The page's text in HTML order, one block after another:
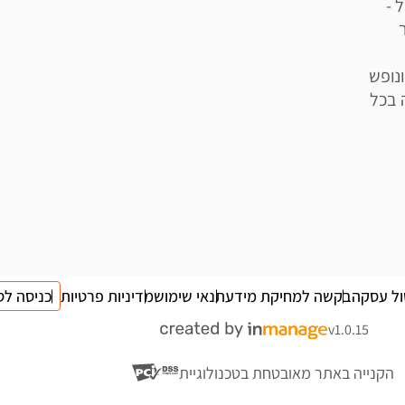
-
בכל
עסקהבקשה למחיקת מידעתנאי שימושמדיניות פרטיות כניסה
v1.0.15
הקנייה באתר מאובטחת בטכנולוגיית